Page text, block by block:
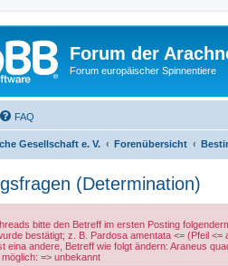
Forum der
Forum europäischer Spinnentiere
FAQ
Gesellschaft e. V. Forenübersicht
(Determination)
bitte den Betreff im ersten Posting
bestätigt; z. B. Pardosa amentata <= (Pfeil <=
eina andere, Betreff wie folgt ändern: Araneus
=> unbekannt